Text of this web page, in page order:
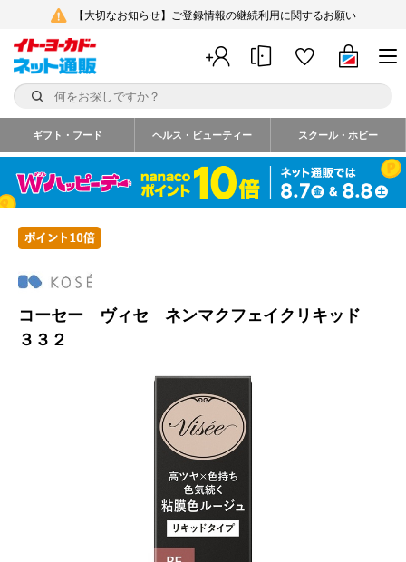
【大切なお知らせ】ご登録情報の継続利用に関するお願い
ギフト・フード ヘルス・ビューティー スクール・ホビー
コーセー ヴィセ ネンマクフェイクリキッド
３３２